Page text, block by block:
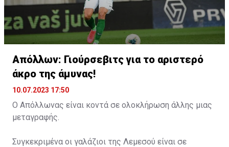
Απόλλων: Γιούρσεβιτς για το αριστερό
άκρο της άμυνας!
10.07.2023 17:50
Ο Απόλλωνας είναι κοντά σε ολοκλήρωση άλλης μιας
μεταγραφής.
Συγκεκριμένα οι γαλάζιοι της Λεμεσού είναι σε